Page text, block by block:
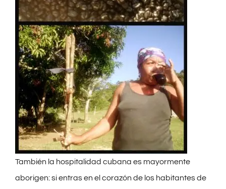
También la hospitalidad cubana es mayormente
aborigen: si entras en el corazón de los habitantes de